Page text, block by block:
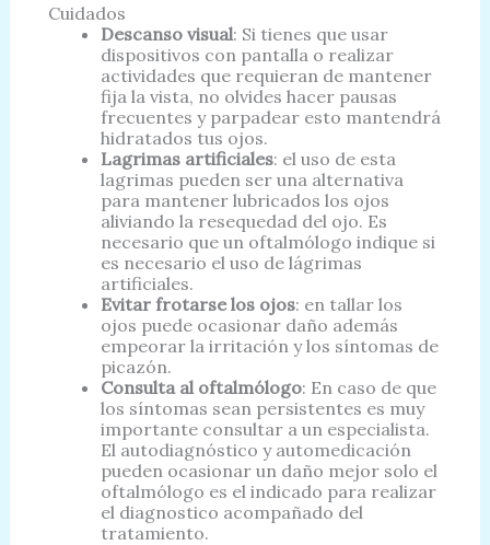
Cuidados
Descanso visual: Si tienes que usar
dispositivos con pantalla o realizar
actividades que requieran de mantener
fija la vista, no olvides hacer pausas
frecuentes y parpadear esto mantendrá
hidratados tus ojos.
Lagrimas artificiales: el uso de esta
lagrimas pueden ser una alternativa
para mantener lubricados los ojos
aliviando la resequedad del ojo. Es
necesario que un oftalmólogo indique si
es necesario el uso de lágrimas
artificiales.
Evitar frotarse los ojos: en tallar los
ojos puede ocasionar daño además
empeorar la irritación y los síntomas de
picazón.
Consulta al oftalmólogo: En caso de que
los síntomas sean persistentes es muy
importante consultar a un especialista.
El autodiagnóstico y automedicación
pueden ocasionar un daño mejor solo el
oftalmólogo es el indicado para realizar
el diagnostico acompañado del
tratamiento.